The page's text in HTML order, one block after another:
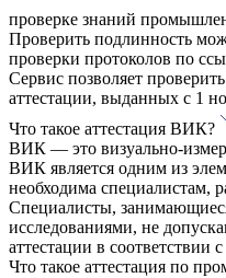
проверке знаний
Проверить подлинность
проверки протоколов по
Cервис позволяет
аттестации, выданных с 1
Что такое аттестация ВИК?
ВИК — это визуально-
ВИК является одним из
необходима
Специалисты,
исследованиями, не
аттестации в
Что такое аттестация по